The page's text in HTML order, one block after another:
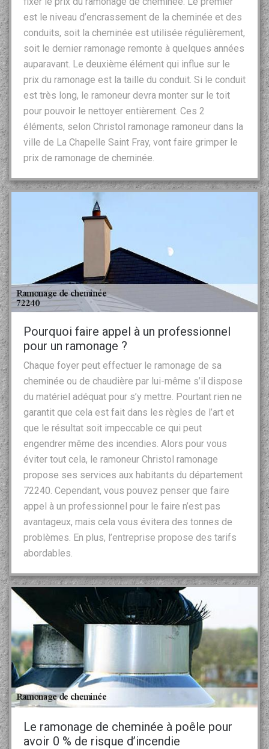
est le niveau d’encrassement de la cheminée et des
conduits, soit la cheminée est utilisée régulièrement,
soit le dernier ramonage remonte à quelques années
auparavant. Le deuxième élément qui influe sur le
prix du ramonage est la taille du conduit. Si le conduit
est très long, le ramoneur devra monter sur le toit
pour pouvoir le nettoyer entièrement. Ces 2
éléments, selon Christol ramonage ramoneur dans la
ville de La Chapelle Saint Fray, vont faire grimper le
prix de ramonage de cheminée.
Pourquoi faire appel à un professionnel
pour un ramonage ?
Chaque foyer peut effectuer le ramonage de sa
cheminée ou de chaudière par lui-même s’il dispose
du matériel adéquat pour s’y mettre. Pourtant rien ne
garantit que cela est fait dans les règles de l’art et
que le résultat soit impeccable ce qui peut
engendrer même des incendies. Alors pour vous
éviter tout cela, le ramoneur Christol ramonage
propose ses services aux habitants du département
72240. Cependant, vous pouvez penser que faire
appel à un professionnel pour le faire n’est pas
avantageux, mais cela vous évitera des tonnes de
problèmes. En plus, l’entreprise propose des tarifs
abordables.
Le ramonage de cheminée à poêle pour
avoir 0 % de risque d’incendie